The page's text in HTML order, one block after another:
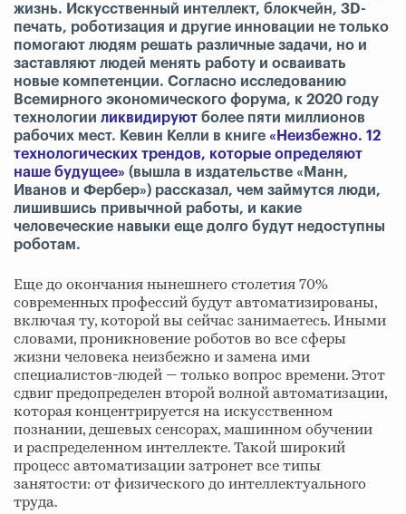
жизнь. Искусственный интеллект, блокчейн, 3D-
печать, роботизация и другие инновации не только
помогают людям решать различные задачи, но и
заставляют людей менять работу и осваивать
новые компетенции. Согласно исследованию
Всемирного экономического форума, к 2020 году
технологии ликвидируют более пяти миллионов
рабочих мест. Кевин Келли в книге «Неизбежно. 12
технологических трендов, которые определяют
наше будущее» (вышла в издательстве «Манн,
Иванов и Фербер») рассказал, чем займутся люди,
лишившись привычной работы, и какие
человеческие навыки еще долго будут недоступны
роботам.
Еще до окончания нынешнего столетия 70%
современных профессий будут автоматизированы,
включая ту, которой вы сейчас занимаетесь. Иными
словами, проникновение роботов во все сферы
жизни человека неизбежно и замена ими
специалистов-людей — только вопрос времени. Этот
сдвиг предопределен второй волной автоматизации,
которая концентрируется на искусственном
познании, дешевых сенсорах, машинном обучении
и распределенном интеллекте. Такой широкий
процесс автоматизации затронет все типы
занятости: от физического до интеллектуального
труда.